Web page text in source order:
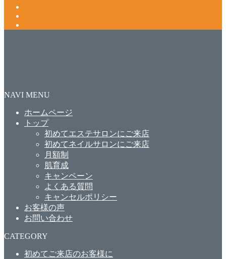
NAVI MENU
ホームページ
トップ
初めてエステサロンにご来店
初めてネイルサロンにご来店
月額制
肌育成
キャンペーン
よくある質問
キャンセルポリシー
お客様の声
お問い合わせ
CATEGORY
初めてご来店のお客様に